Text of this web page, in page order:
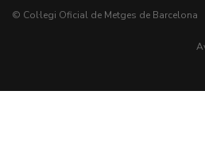
© Col·legi Oficial de Metges de Barcelona